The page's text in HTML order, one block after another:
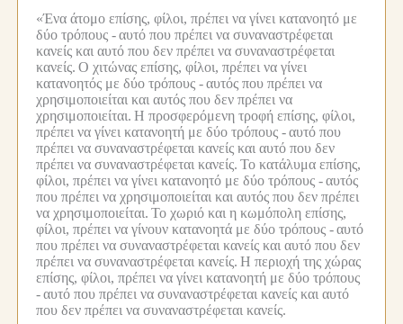
«Ένα άτομο επίσης, φίλοι, πρέπει να γίνει κατανοητό με
δύο τρόπους -αυτό που πρέπει να συναναστρέφεται
κανείς και αυτό που δεν πρέπει να συναναστρέφεται
κανείς. Ο χιτώνας επίσης, φίλοι, πρέπει να γίνει
κατανοητός με δύο τρόπους -αυτός που πρέπει να
χρησιμοποιείται και αυτός που δεν πρέπει να
χρησιμοποιείται. Η προσφερόμενη τροφή επίσης, φίλοι,
πρέπει να γίνει κατανοητή με δύο τρόπους -αυτό που
πρέπει να συναναστρέφεται κανείς και αυτό που δεν
πρέπει να συναναστρέφεται κανείς. Το κατάλυμα επίσης,
φίλοι, πρέπει να γίνει κατανοητό με δύο τρόπους -αυτός
που πρέπει να χρησιμοποιείται και αυτός που δεν πρέπει
να χρησιμοποιείται. Το χωριό και η κωμόπολη επίσης,
φίλοι, πρέπει να γίνουν κατανοητά με δύο τρόπους -αυτό
που πρέπει να συναναστρέφεται κανείς και αυτό που δεν
πρέπει να συναναστρέφεται κανείς. Η περιοχή της χώρας
επίσης, φίλοι, πρέπει να γίνει κατανοητή με δύο τρόπους
-αυτό που πρέπει να συναναστρέφεται κανείς και αυτό
που δεν πρέπει να συναναστρέφεται κανείς.